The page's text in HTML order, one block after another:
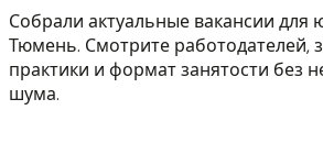
Собрали актуальные вакансии для
Тюмень. Смотрите работодателей,
практики и формат занятости без
шума.